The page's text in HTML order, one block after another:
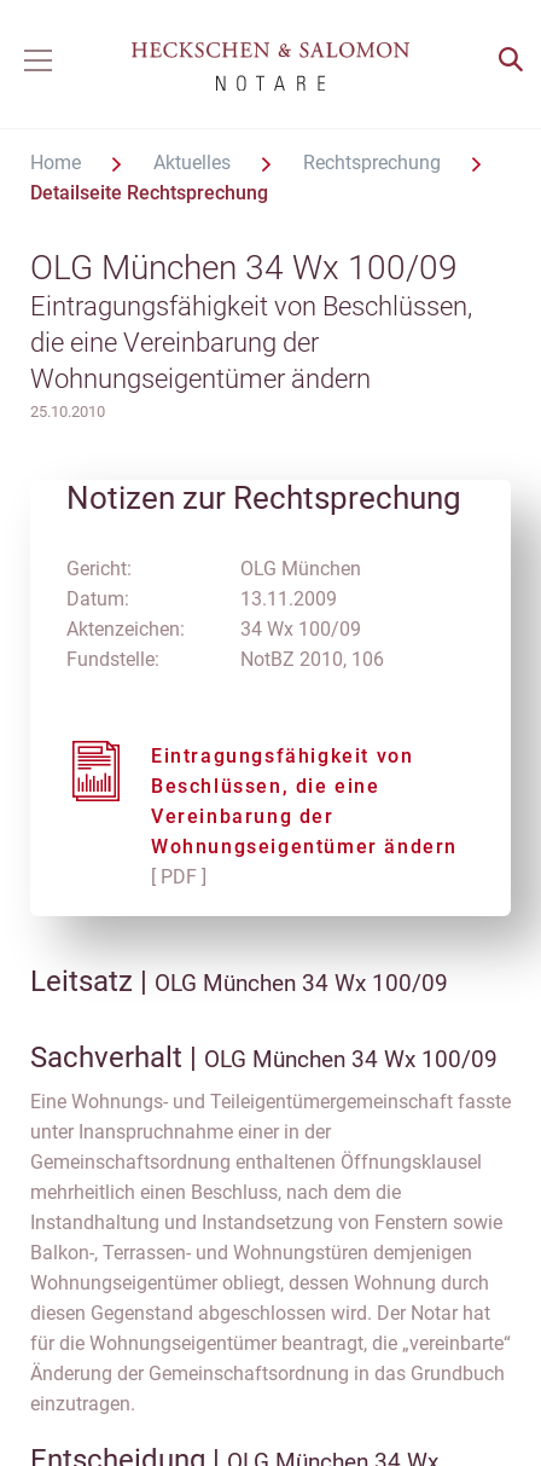
Home Aktuelles
Rechtsprechung
Detailseite Rechtsprechung
OLG München 34 Wx 100/09
Eintragungsfähigkeit von Beschlüssen,
die eine Vereinbarung der
Wohnungseigentümer ändern
25.10.2010
Notizen zur Rechtsprechung
Gericht:
Datum:
Aktenzeichen:
Fundstelle:
OLG München
13.11.2009
34 Wx 100/09
NotBZ 2010, 106
Eintragungsfähigkeit von
Beschlüssen, die eine
Vereinbarung der
Wohnungseigentümer ändern
[ PDF ]
Leitsatz | OLG München 34 Wx 100/09
Sachverhalt | OLG München 34 Wx 100/09
Eine Wohnungs- und Teileigentümergemeinschaft fasste
unter Inanspruchnahme einer in der
Gemeinschaftsordnung enthaltenen Öffnungsklausel
mehrheitlich einen Beschluss, nach dem die
Instandhaltung und Instandsetzung von Fenstern sowie
Balkon-, Terrassen- und Wohnungstüren demjenigen
Wohnungseigentümer obliegt, dessen Wohnung durch
diesen Gegenstand abgeschlossen wird. Der Notar hat
für die Wohnungseigentümer beantragt, die „vereinbarte“
Änderung der Gemeinschaftsordnung in das Grundbuch
einzutragen.